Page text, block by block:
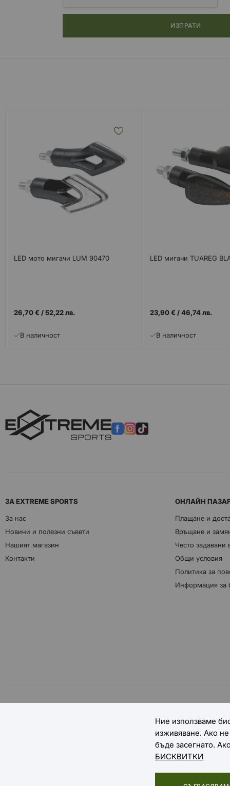
ИЗПРАТИ
LED мото мигачи LUM 90470
26,70 € /52,22 лв.
В наличност
LED мигачи TUAREG
23,90 € /46,74 лв.
В наличност
ЗА EXTREME SPORTS
За нас
Новини и полезни съвети
Нашият магазин
Контакти
ОНЛАЙН
Плащане и
Връщане и
Често задавани
Общи условия
Политика за
Информация за
Ние използваме
изживяване. Ако
бъде засегнато.
БИСКВИТКИ